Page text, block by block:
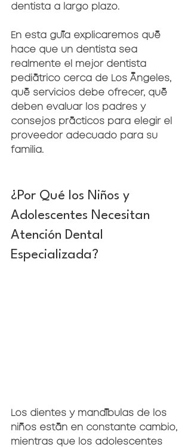
dentista a largo plazo.
En esta guía explicaremos qué
hace que un dentista sea
realmente el mejor dentista
pediátrico cerca de Los Ángeles,
qué servicios debe ofrecer, qué
deben evaluar los padres y
consejos prácticos para elegir el
proveedor adecuado para su
familia.
¿Por Qué los Niños y
Adolescentes Necesitan
Atención Dental
Especializada?
Los dientes y mandíbulas de los
niños están en constante cambio,
mientras que los adolescentes